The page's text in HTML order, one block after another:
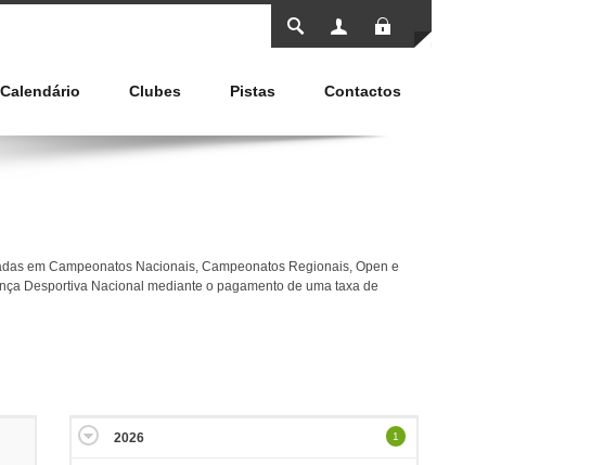
Calendário Clubes Pistas Contactos
em Campeonatos Nacionais, Campeonatos Regionais, Open e
Desportiva Nacional mediante o pagamento de uma taxa de
2026 1